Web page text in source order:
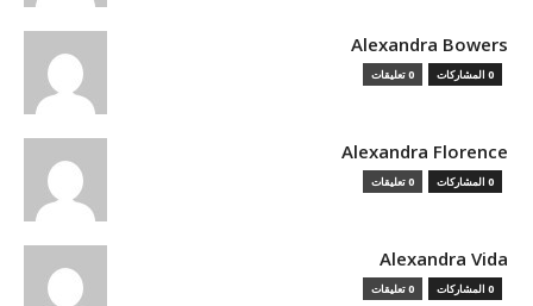
Alexandra Bowers
0 المشاركات 0 تعليقات
Alexandra Florence
0 المشاركات 0 تعليقات
Alexandra Vida
0 المشاركات 0 تعليقات